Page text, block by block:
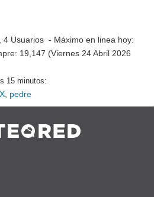
4 Usuarios - Máximo en linea hoy:
19,147 (Viernes 24 Abril 2026
15 minutos:
pedre